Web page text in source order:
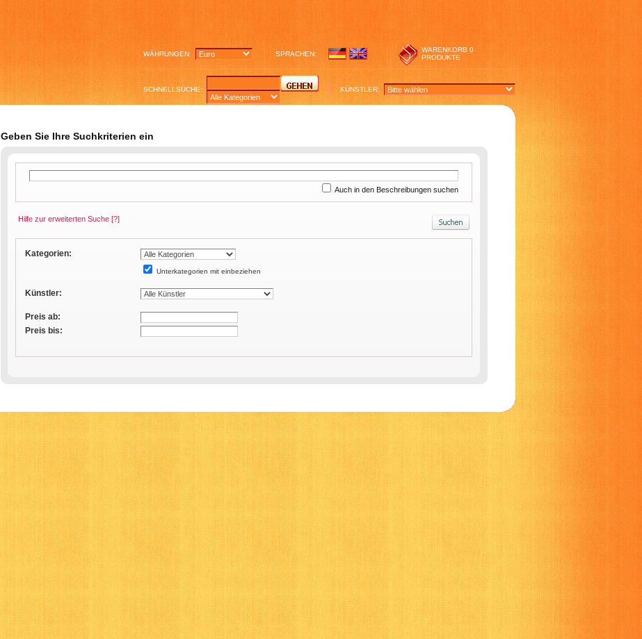
WÄHRUNGEN: SPRACHEN:
WARENKORB 0
PRODUKTE
SCHNELLSUCHE: KÜNSTLER:
Geben Sie Ihre Suchkriterien ein
Auch in den Beschreibungen suchen
Hilfe zur erweiterten Suche [?]
Kategorien:
Unterkategorien mit einbeziehen
Künstler:
Preis ab:
Preis bis: